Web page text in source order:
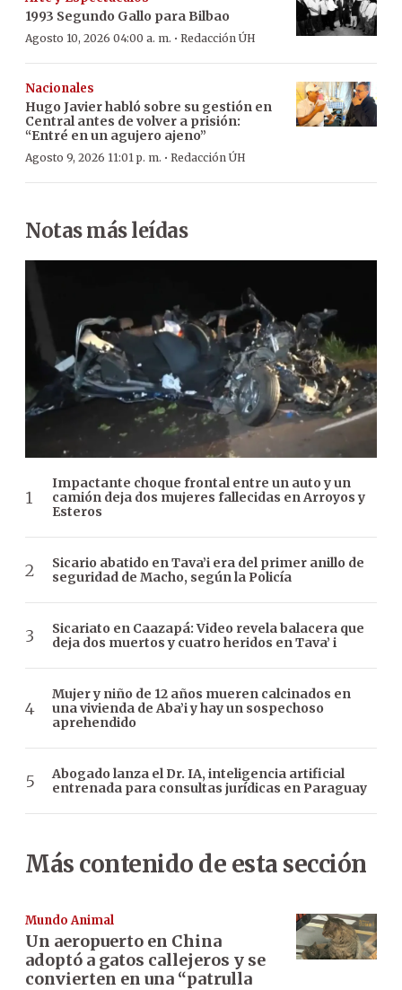
1993 Segundo Gallo para Bilbao
Agosto 10, 2026 04:00 a. m. · Redacción ÚH
Nacionales
Hugo Javier habló sobre su gestión en
Central antes de volver a prisión:
“Entré en un agujero ajeno”
Agosto 9, 2026 11:01 p. m. · Redacción ÚH
Notas más leídas
Impactante choque frontal entre un auto y un
camión deja dos mujeres fallecidas en Arroyos y
Esteros
Sicario abatido en Tava’i era del primer anillo de
seguridad de Macho, según la Policía
Sicariato en Caazapá: Video revela balacera que
deja dos muertos y cuatro heridos en Tava’ i
Mujer y niño de 12 años mueren calcinados en
una vivienda de Aba’i y hay un sospechoso
aprehendido
Abogado lanza el Dr. IA, inteligencia artificial
entrenada para consultas jurídicas en Paraguay
Más contenido de esta sección
Mundo Animal
Un aeropuerto en China
adoptó a gatos callejeros y se
convierten en una “patrulla